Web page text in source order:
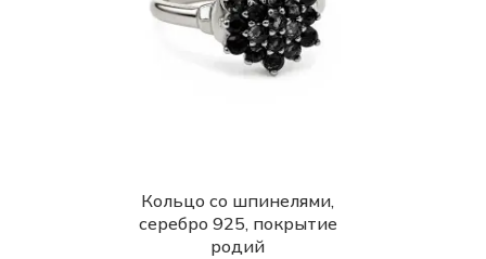
Кольцо со шпинелями,
серебро 925, покрытие
родий